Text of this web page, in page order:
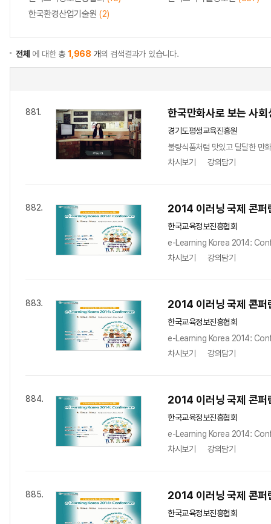
한국환경산업기술원 (2)
전체 에 대한총1,968 개의 검색결과가 있습니다.
881. 한국만화사로 보는 사회
경기도평생교육진흥원
불량식품처럼 맛있고 달달한 만
차시보기
강의담기
882. 2014 이러닝 국제 콘
한국교육정보진흥협회
e-Learning Korea 2014:
차시보기
강의담기
883. 2014 이러닝 국제
한국교육정보진흥협회
e-Learning Korea 2014:
차시보기
강의담기
884. 2014 이러닝 국제
한국교육정보진흥협회
e-Learning Korea 2014:
차시보기
강의담기
885. 2014 이러닝 국제
한국교육정보진흥협회